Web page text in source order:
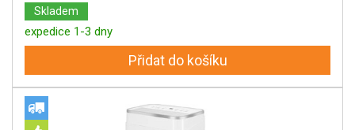
Skladem
expedice 1-3 dny
Přidat do košíku